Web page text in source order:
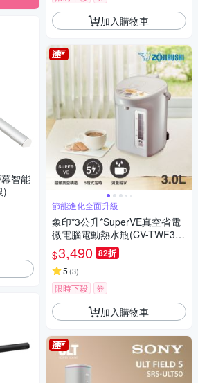
智能
)
加入購物車
節能進化全面升級
象印*3公升*SuperVE真空省電
微電腦電動熱水瓶(CV-TWF30)
(快)
$3,490 82折
5 (3)
限時下殺 券
加入購物車